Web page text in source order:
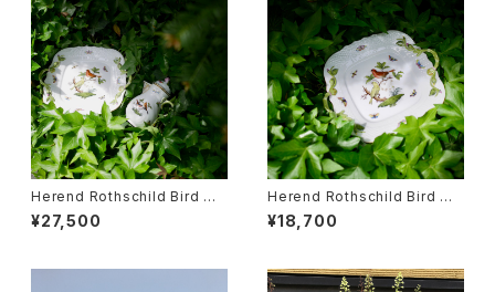
Herend Rothschild Bird ミ
ニティーポット
¥27,500
Herend Rothschild Bird ハ
ンドル付ケーキプレート
¥18,700